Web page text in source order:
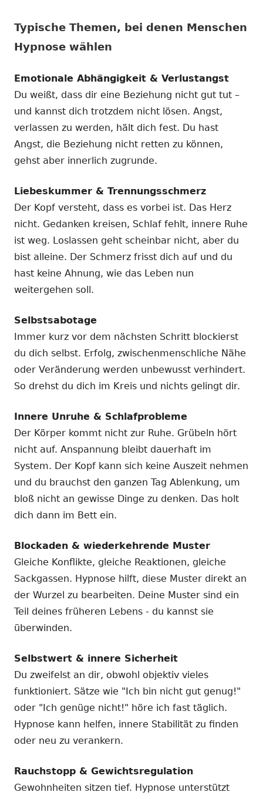
Typische Themen, bei denen Menschen
Hypnose wählen
Emotionale Abhängigkeit & Verlustangst
Du weißt, dass dir eine Beziehung nicht gut tut –
und kannst dich trotzdem nicht lösen. Angst,
verlassen zu werden, hält dich fest. Du hast
Angst, die Beziehung nicht retten zu können,
gehst aber innerlich zugrunde.
Liebeskummer & Trennungsschmerz
Der Kopf versteht, dass es vorbei ist. Das Herz
nicht. Gedanken kreisen, Schlaf fehlt, innere Ruhe
ist weg. Loslassen geht scheinbar nicht, aber du
bist alleine. Der Schmerz frisst dich auf und du
hast keine Ahnung, wie das Leben nun
weitergehen soll.
Selbstsabotage
Immer kurz vor dem nächsten Schritt blockierst
du dich selbst. Erfolg, zwischenmenschliche Nähe
oder Veränderung werden unbewusst verhindert.
So drehst du dich im Kreis und nichts gelingt dir.
Innere Unruhe & Schlafprobleme
Der Körper kommt nicht zur Ruhe. Grübeln hört
nicht auf. Anspannung bleibt dauerhaft im
System. Der Kopf kann sich keine Auszeit nehmen
und du brauchst den ganzen Tag Ablenkung, um
bloß nicht an gewisse Dinge zu denken. Das holt
dich dann im Bett ein.
Blockaden & wiederkehrende Muster
Gleiche Konflikte, gleiche Reaktionen, gleiche
Sackgassen. Hypnose hilft, diese Muster direkt an
der Wurzel zu bearbeiten. Deine Muster sind ein
Teil deines früheren Lebens - du kannst sie
überwinden.
Selbstwert & innere Sicherheit
Du zweifelst an dir, obwohl objektiv vieles
funktioniert. Sätze wie "Ich bin nicht gut genug!"
oder "Ich genüge nicht!" höre ich fast täglich.
Hypnose kann helfen, innere Stabilität zu finden
oder neu zu verankern.
Rauchstopp & Gewichtsregulation
Gewohnheiten sitzen tief. Hypnose unterstützt